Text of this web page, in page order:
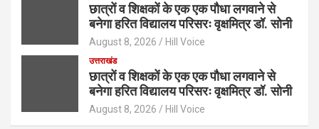
छात्रों व शिक्षकों के एक एक पौधा लगवाने से
बनेगा हरित विद्यालय परिसरः वृक्षमित्र डॉ. सोनी
August 8, 2026 Hill Voice
उत्तराखंड
छात्रों व शिक्षकों के एक एक पौधा लगवाने से
बनेगा हरित विद्यालय परिसरः वृक्षमित्र डॉ. सोनी
August 8, 2026 Hill Voice